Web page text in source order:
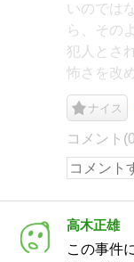
いのでは
ら、その
犯人とさ
怖さを改
ナイス
コメント
高木正雄
この事件